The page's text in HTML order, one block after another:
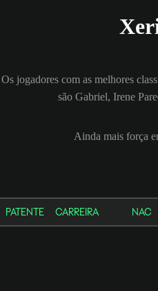
Os jogadores com as melhores
são Gabriel, Irene
Ainda mais força
PATENTE CARREIRA NAC